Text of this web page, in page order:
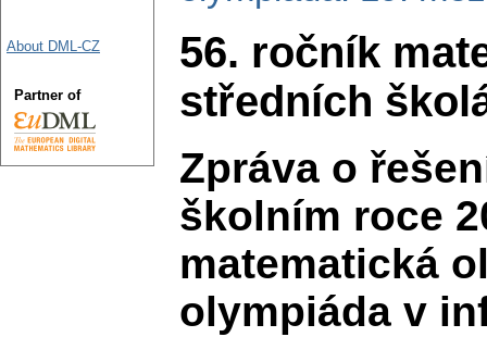
56. ročník
středních
Zpráva o
školním roce
matematická
olympiáda v
About DML-CZ
Partner of